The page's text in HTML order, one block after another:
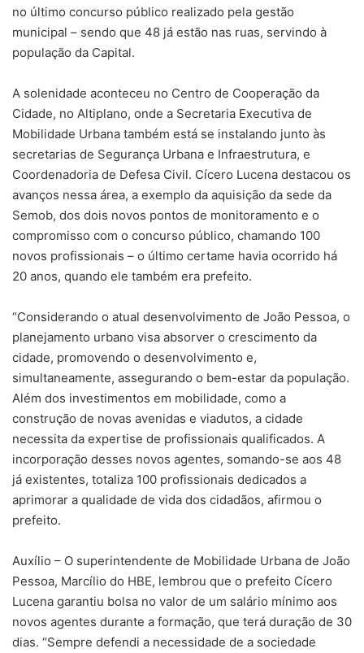
no último concurso público realizado pela gestão
municipal – sendo que 48 já estão nas ruas, servindo à
população da Capital.
A solenidade aconteceu no Centro de Cooperação da
Cidade, no Altiplano, onde a Secretaria Executiva de
Mobilidade Urbana também está se instalando junto às
secretarias de Segurança Urbana e Infraestrutura, e
Coordenadoria de Defesa Civil. Cícero Lucena destacou os
avanços nessa área, a exemplo da aquisição da sede da
Semob, dos dois novos pontos de monitoramento e o
compromisso com o concurso público, chamando 100
novos profissionais – o último certame havia ocorrido há
20 anos, quando ele também era prefeito.
“Considerando o atual desenvolvimento de João Pessoa, o
planejamento urbano visa absorver o crescimento da
cidade, promovendo o desenvolvimento e,
simultaneamente, assegurando o bem-estar da população.
Além dos investimentos em mobilidade, como a
construção de novas avenidas e viadutos, a cidade
necessita da expertise de profissionais qualificados. A
incorporação desses novos agentes, somando-se aos 48
já existentes, totaliza 100 profissionais dedicados a
aprimorar a qualidade de vida dos cidadãos, afirmou o
prefeito.
Auxílio – O superintendente de Mobilidade Urbana de João
Pessoa, Marcílio do HBE, lembrou que o prefeito Cícero
Lucena garantiu bolsa no valor de um salário mínimo aos
novos agentes durante a formação, que terá duração de 30
dias. “Sempre defendi a necessidade de a sociedade